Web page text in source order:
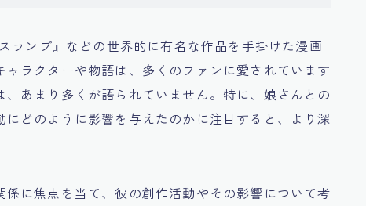
ランプ』などの世界的に有名な作品を手掛けた漫画
ラクターや物語は、多くのファンに愛されています
あまり多くが語られていません。特に、娘さんとの
どのように影響を与えたのかに注目すると、より深
に焦点を当て、彼の創作活動やその影響について考